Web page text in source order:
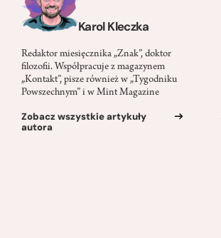
Karol Kleczka
Redaktor miesięcznika „Znak”, doktor
filozofii. Współpracuje z magazynem
„Kontakt”, pisze również w „Tygodniku
Powszechnym” i w Mint Magazine
Zobacz wszystkie artykuły
autora